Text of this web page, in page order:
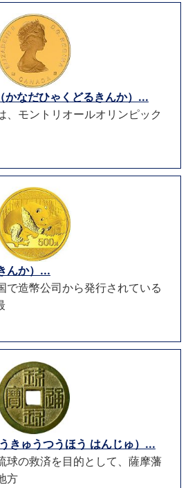
かなだひゃくどるきんか）...
、モントリオールオリンピック
んか）...
で造幣公司から発行されている
きゅうつうほう はんじゅ）...
球の救済を目的として、薩摩藩
方